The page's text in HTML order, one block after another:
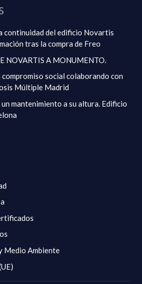
continuidad del edificio Novartis
tras la compra de Freo
NOVARTIS A MONUMENTO.
social colaborando con
Múltiple Madrid
mantenimiento a su altura. Edificio
Medio Ambiente